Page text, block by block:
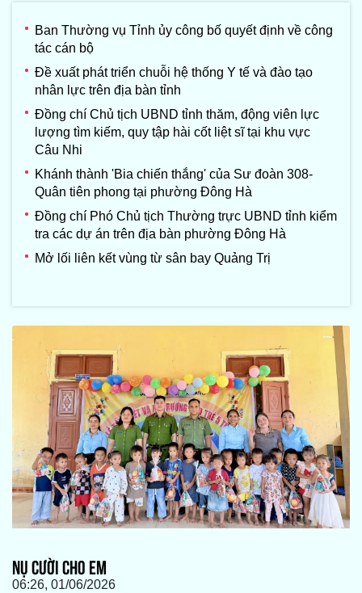
Ban Thường vụ Tỉnh ủy công bố quyết định về công
tác cán bộ
Đề xuất phát triển chuỗi hệ thống Y tế và đào tạo
nhân lực trên địa bàn tỉnh
Đồng chí Chủ tịch UBND tỉnh thăm, động viên lực
lượng tìm kiếm, quy tập hài cốt liệt sĩ tại khu vực
Câu Nhi
Khánh thành 'Bia chiến thắng' của Sư đoàn 308-
Quân tiên phong tại phường Đông Hà
Đồng chí Phó Chủ tịch Thường trực UBND tỉnh kiểm
tra các dự án trên địa bàn phường Đông Hà
Mở lối liên kết vùng từ sân bay Quảng Trị
NỤ CƯỜI CHO EM
06:26, 01/06/2026